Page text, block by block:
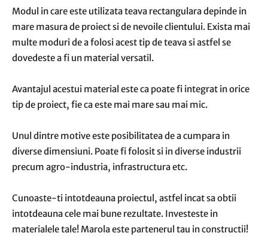
Modul in care este utilizata teava rectangulara depinde in
mare masura de proiect si de nevoile clientului. Exista mai
multe moduri de a folosi acest tip de teava si astfel se
dovedeste a fi un material versatil.
Avantajul acestui material este ca poate fi integrat in orice
tip de proiect, fie ca este mai mare sau mai mic.
Unul dintre motive este posibilitatea de a cumpara in
diverse dimensiuni. Poate fi folosit si in diverse industrii
precum agro-industria, infrastructura etc.
Cunoaste-ti intotdeauna proiectul, astfel incat sa obtii
intotdeauna cele mai bune rezultate. Investeste in
materialele tale! Marola este partenerul tau in constructii!